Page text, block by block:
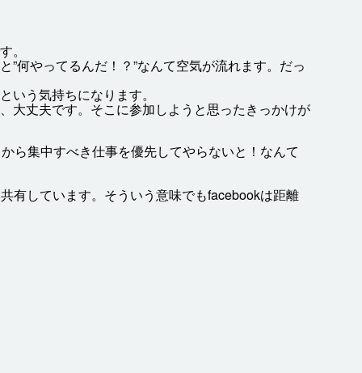
。
”何やってるんだ！？”なんて空気が流れます。だっ
いう気持ちになります。
大丈夫です。そこに参加しようと思ったきっかけが
ら集中すべき仕事を優先してやらないと！なんて
共有しています。そういう意味でもfacebookは距離